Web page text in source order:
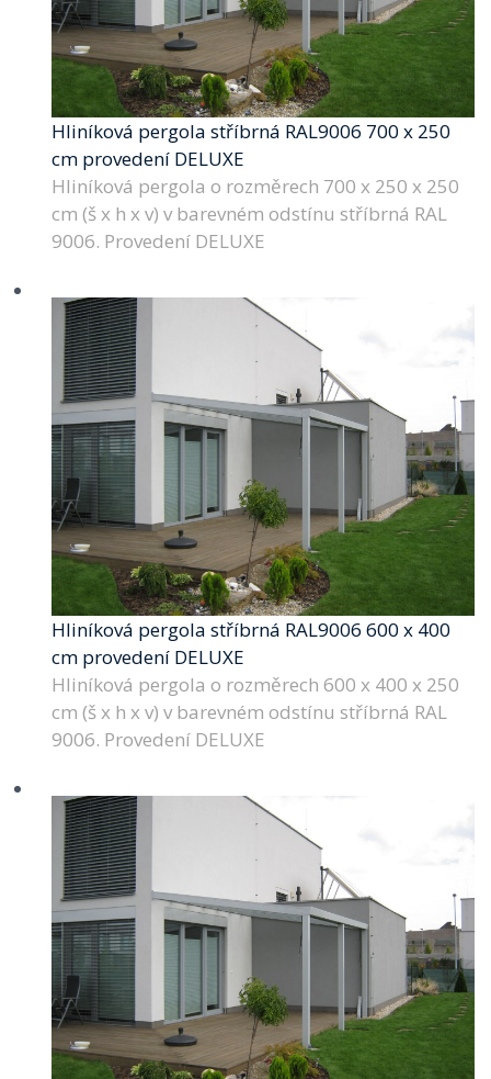
Hliníková pergola stříbrná RAL9006 700 x 250
cm provedení DELUXE
Hliníková pergola o rozměrech 700 x 250 x 250
cm (š x h x v) v barevném odstínu stříbrná RAL
9006. Provedení DELUXE
Hliníková pergola stříbrná RAL9006 600 x 400
cm provedení DELUXE
Hliníková pergola o rozměrech 600 x 400 x 250
cm (š x h x v) v barevném odstínu stříbrná RAL
9006. Provedení DELUXE